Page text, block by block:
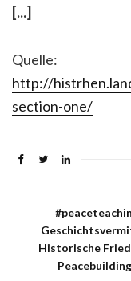
[...]
Quelle:
http://
section-one/
Historische
Peacebuilding